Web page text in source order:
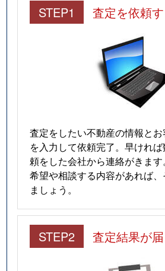
STEP1 査定を依頼
査定をしたい不動産の情報と
を入力して依頼完了。早けれ
頼をした会社から連絡がきます
希望や相談する内容があれば、
ましょう。
STEP2 査定結果が届